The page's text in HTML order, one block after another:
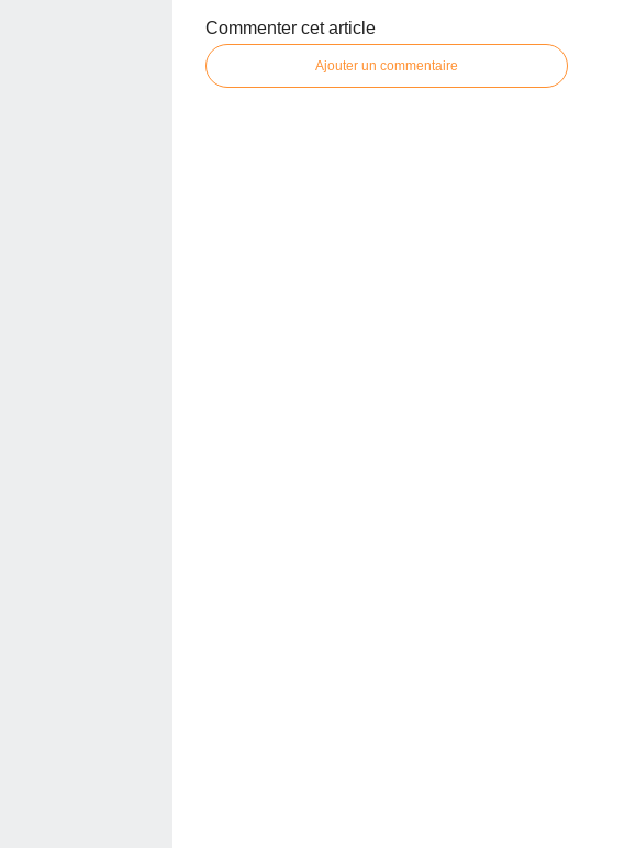
Commenter cet article
Ajouter un commentaire